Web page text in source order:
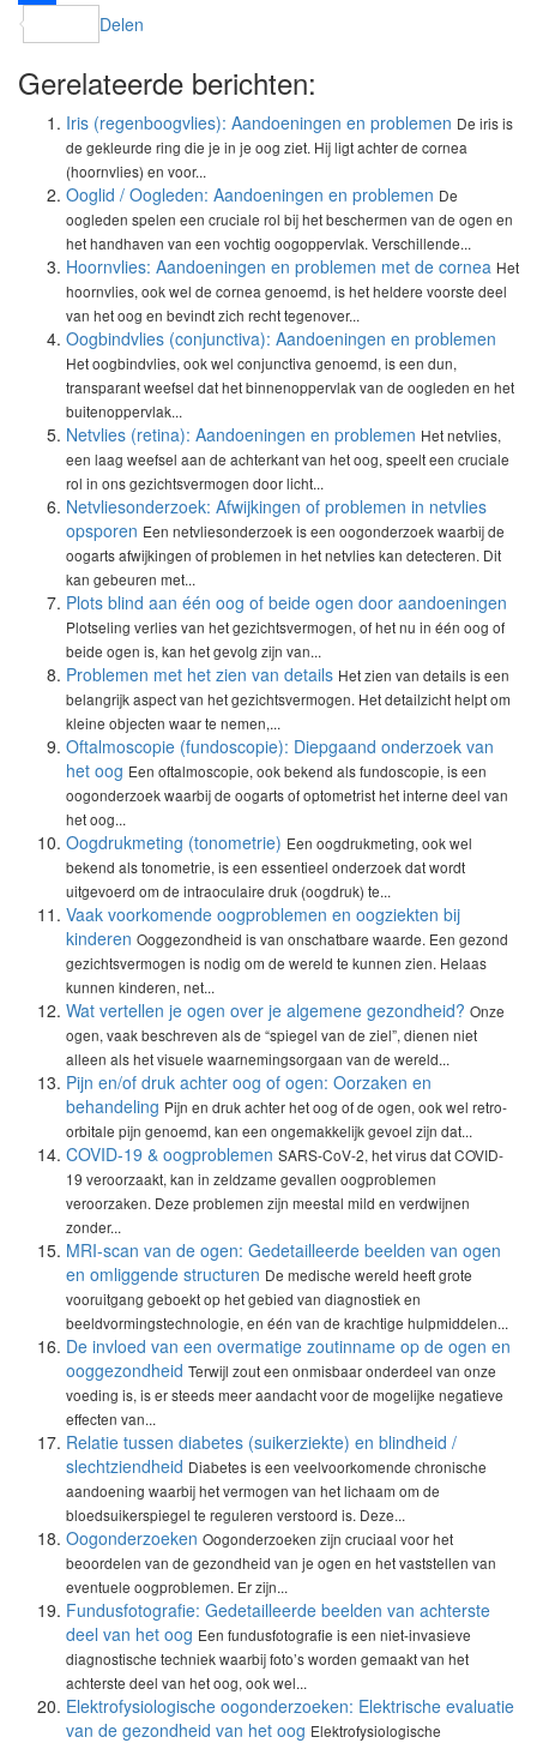
Delen
Gerelateerde berichten:
Iris (regenboogvlies): Aandoeningen en problemen De iris is
de gekleurde ring die je in je oog ziet. Hij ligt achter de cornea
(hoornvlies) en voor...
Ooglid / Oogleden: Aandoeningen en problemen De
oogleden spelen een cruciale rol bij het beschermen van de ogen en
het handhaven van een vochtig oogoppervlak. Verschillende...
Hoornvlies: Aandoeningen en problemen met de cornea Het
hoornvlies, ook wel de cornea genoemd, is het heldere voorste deel
van het oog en bevindt zich recht tegenover...
Oogbindvlies (conjunctiva): Aandoeningen en problemen
Het oogbindvlies, ook wel conjunctiva genoemd, is een dun,
transparant weefsel dat het binnenoppervlak van de oogleden en het
buitenoppervlak...
Netvlies (retina): Aandoeningen en problemen Het netvlies,
een laag weefsel aan de achterkant van het oog, speelt een cruciale
rol in ons gezichtsvermogen door licht...
Netvliesonderzoek: Afwijkingen of problemen in netvlies
opsporen Een netvliesonderzoek is een oogonderzoek waarbij de
oogarts afwijkingen of problemen in het netvlies kan detecteren. Dit
kan gebeuren met...
Plots blind aan één oog of beide ogen door aandoeningen
Plotseling verlies van het gezichtsvermogen, of het nu in één oog of
beide ogen is, kan het gevolg zijn van...
Problemen met het zien van details Het zien van details is een
belangrijk aspect van het gezichtsvermogen. Het detailzicht helpt om
kleine objecten waar te nemen,...
Oftalmoscopie (fundoscopie): Diepgaand onderzoek van
het oog Een oftalmoscopie, ook bekend als fundoscopie, is een
oogonderzoek waarbij de oogarts of optometrist het interne deel van
het oog...
Oogdrukmeting (tonometrie) Een oogdrukmeting, ook wel
bekend als tonometrie, is een essentieel onderzoek dat wordt
uitgevoerd om de intraoculaire druk (oogdruk) te...
Vaak voorkomende oogproblemen en oogziekten bij
kinderen Ooggezondheid is van onschatbare waarde. Een gezond
gezichtsvermogen is nodig om de wereld te kunnen zien. Helaas
kunnen kinderen, net...
Wat vertellen je ogen over je algemene gezondheid? Onze
ogen, vaak beschreven als de “spiegel van de ziel”, dienen niet
alleen als het visuele waarnemingsorgaan van de wereld...
Pijn en/of druk achter oog of ogen: Oorzaken en
behandeling Pijn en druk achter het oog of de ogen, ook wel retro-
orbitale pijn genoemd, kan een ongemakkelijk gevoel zijn dat...
COVID-19 & oogproblemen SARS-CoV-2, het virus dat COVID-
19 veroorzaakt, kan in zeldzame gevallen oogproblemen
veroorzaken. Deze problemen zijn meestal mild en verdwijnen
zonder...
MRI-scan van de ogen: Gedetailleerde beelden van ogen
en omliggende structuren De medische wereld heeft grote
vooruitgang geboekt op het gebied van diagnostiek en
beeldvormingstechnologie, en één van de krachtige hulpmiddelen...
De invloed van een overmatige zoutinname op de ogen en
ooggezondheid Terwijl zout een onmisbaar onderdeel van onze
voeding is, is er steeds meer aandacht voor de mogelijke negatieve
effecten van...
Relatie tussen diabetes (suikerziekte) en blindheid /
slechtziendheid Diabetes is een veelvoorkomende chronische
aandoening waarbij het vermogen van het lichaam om de
bloedsuikerspiegel te reguleren verstoord is. Deze...
Oogonderzoeken Oogonderzoeken zijn cruciaal voor het
beoordelen van de gezondheid van je ogen en het vaststellen van
eventuele oogproblemen. Er zijn...
Fundusfotografie: Gedetailleerde beelden van achterste
deel van het oog Een fundusfotografie is een niet-invasieve
diagnostische techniek waarbij foto’s worden gemaakt van het
achterste deel van het oog, ook wel...
Elektrofysiologische oogonderzoeken: Elektrische evaluatie
van de gezondheid van het oog Elektrofysiologische